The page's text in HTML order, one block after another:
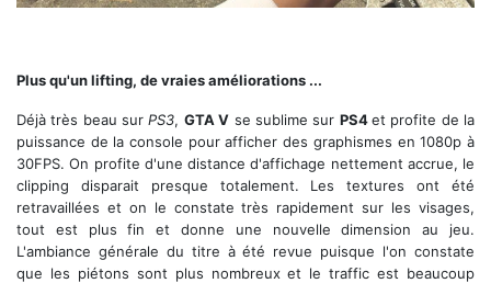
Plus qu'un lifting, de vraies améliorations ...
Déjà très beau surPS3, GTA V se sublime sur PS4et profite de la
puissance de la console pour afficher des graphismes en 1080p à
30FPS. On profite d'une distance d'affichage nettement accrue, le
clipping disparait presque totalement. Les textures ont été
retravaillées et on le constate très rapidement sur les visages,
tout est plus fin et donne une nouvelle dimension au jeu.
L'ambiance générale du titre à été revue puisque l'on constate
que les piétons sont plus nombreux et le traffic est beaucoup